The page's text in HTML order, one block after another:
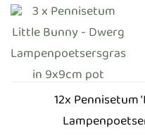
12x Pennisetum